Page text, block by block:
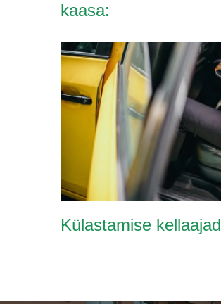
kaasa:
Külastamise kellaajad